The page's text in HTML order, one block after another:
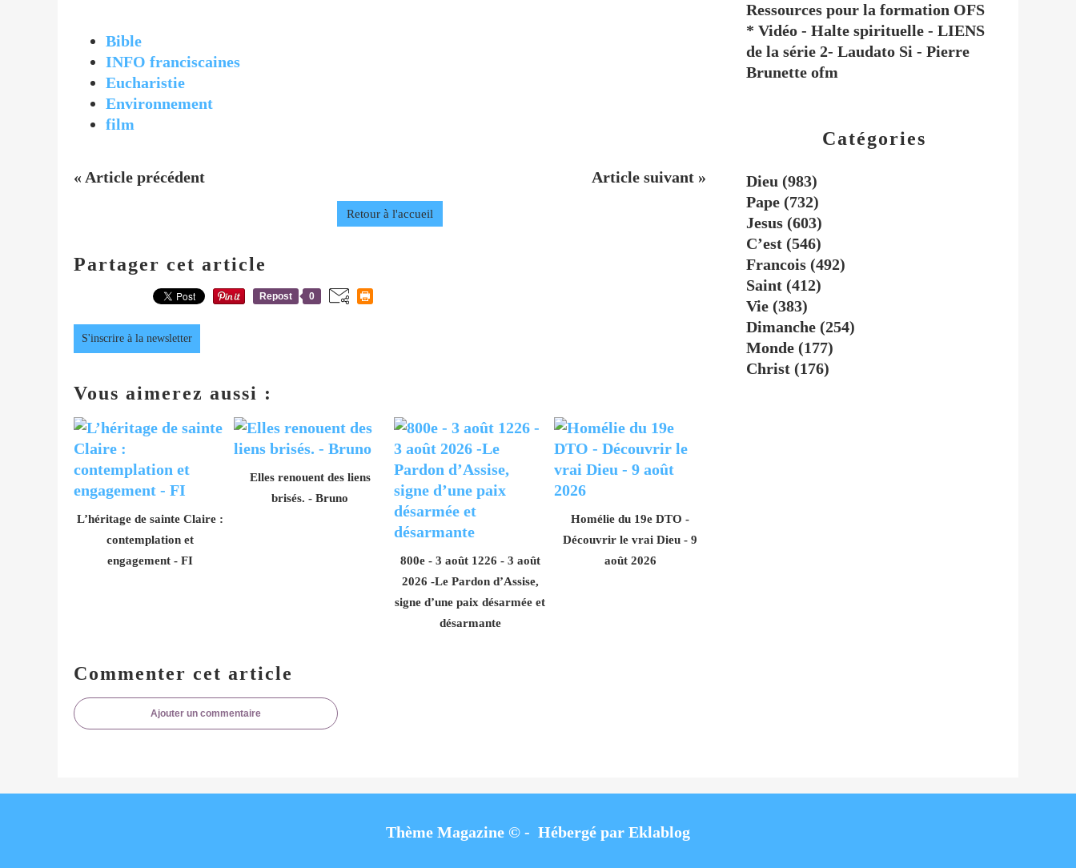
Bible
INFO franciscaines
Eucharistie
Environnement
film
« Article précédent Article suivant »
Retour à l'accueil
Partager cet article
Repost 0
S'inscrire à la newsletter
Vous aimerez aussi :
L’héritage de sainte Claire :
contemplation et
engagement - FI
Elles renouent des liens
brisés. - Bruno
800e - 3 août 1226 - 3 août
2026 -Le Pardon d’Assise,
signe d’une paix désarmée et
désarmante
Homélie du 19e DTO -
Découvrir le vrai Dieu - 9
août 2026
Commenter cet article
Ajouter un commentaire
Catégories
Dieu (983)
Pape (732)
Jesus (603)
C’est (546)
Francois (492)
Saint (412)
Vie (383)
Dimanche (254)
Monde (177)
Christ (176)
Ressources pour la formation OFS
* Vidéo - Halte spirituelle - LIENS
de la série 2- Laudato Si - Pierre
Brunette ofm
Thème Magazine © - Hébergé par Eklablog